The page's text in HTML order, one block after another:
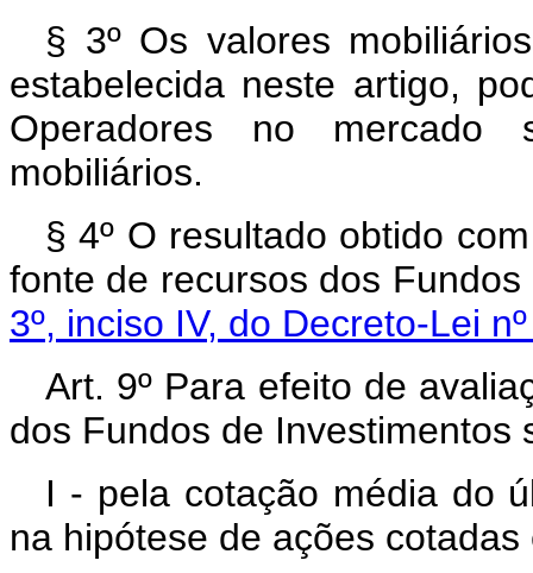
§ 3º Os valores
estabelecida neste artigo,
Operadores no
mobiliários.
§ 4º O resultado obtido
fonte de recursos dos
3º, inciso IV, do Decreto-Lei
Art. 9º Para efeito de
dos Fundos de Investimentos
I - pela cotação média do
na hipótese de ações cotadas